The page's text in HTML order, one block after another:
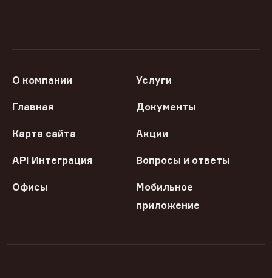
О компании Услуги
Главная Документы
Карта сайта Акции
API Интеграция Вопросы и ответы
Офисы
Мобильное
приложение